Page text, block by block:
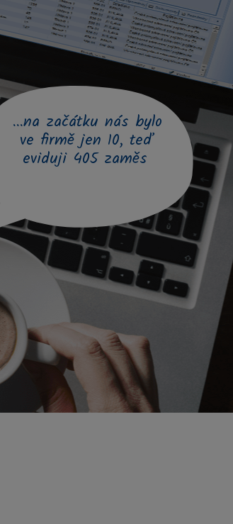
...na začátku nás bylo
ve firmě jen 10, teď
eviduji 405